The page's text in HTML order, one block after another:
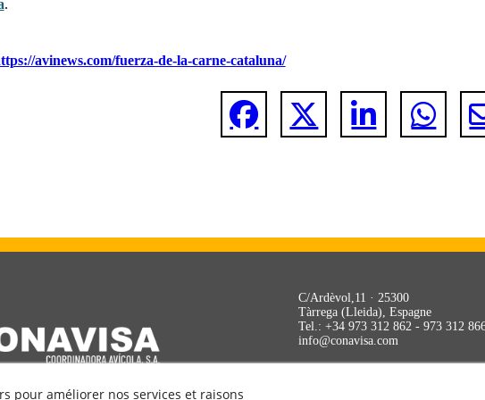
.
avinews.com/fuerza-de-la-carne-cataluna/
C/Ardèvol,11 · 25300
Tàrrega (Lleida), Espagne
Tel.: +34 973 312 862 - 973 312
info@conavisa.com
pour améliorer nos services et raisons